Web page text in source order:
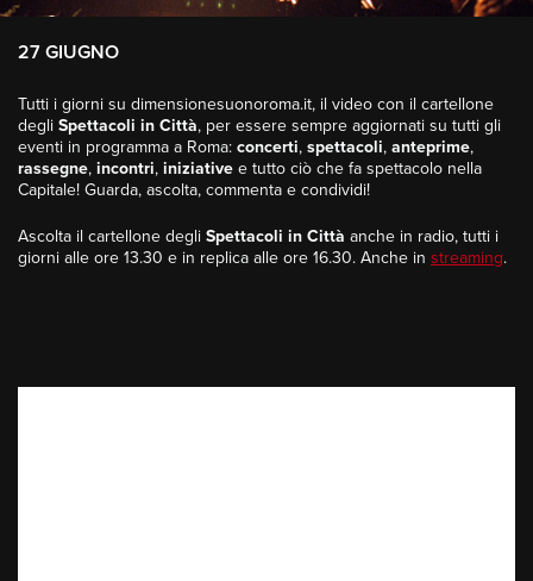
27 GIUGNO
Tutti i giorni su dimensionesuonoroma.it, il video con il cartellone
degli Spettacoli in Città, per essere sempre aggiornati su tutti gli
eventi in programma a Roma: concerti, spettacoli, anteprime,
rassegne, incontri, iniziative e tutto ciò che fa spettacolo nella
Capitale! Guarda, ascolta, commenta e condividi!
Ascolta il cartellone degli Spettacoli in Città anche in radio, tutti i
giorni alle ore 13.30 e in replica alle ore 16.30. Anche in streaming.